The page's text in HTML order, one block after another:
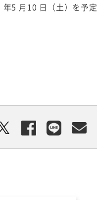
5 月10 日（土）を予定